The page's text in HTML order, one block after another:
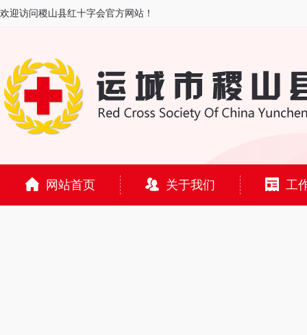
欢迎访问稷山县红十字会官方网站！
网站首页 关于我们 工